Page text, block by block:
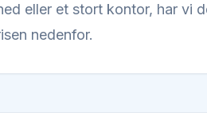
eller et stort kontor, har vi
nedenfor.